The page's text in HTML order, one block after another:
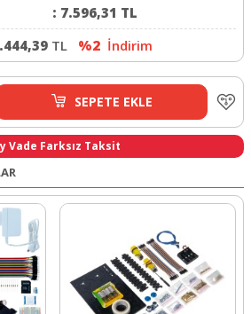
: 7.596,31 TL
TL %2 İndirim
SEPETE EKLE
Vade Farksız Taksit